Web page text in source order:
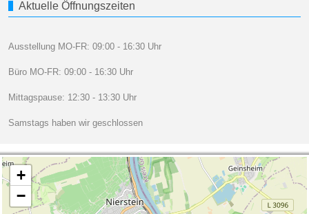
Aktuelle Öffnungszeiten
Ausstellung MO-FR: 09:00 - 16:30 Uhr
Büro MO-FR: 09:00 - 16:30 Uhr
Mittagspause: 12:30 - 13:30 Uhr
Samstags haben wir geschlossen
+
−